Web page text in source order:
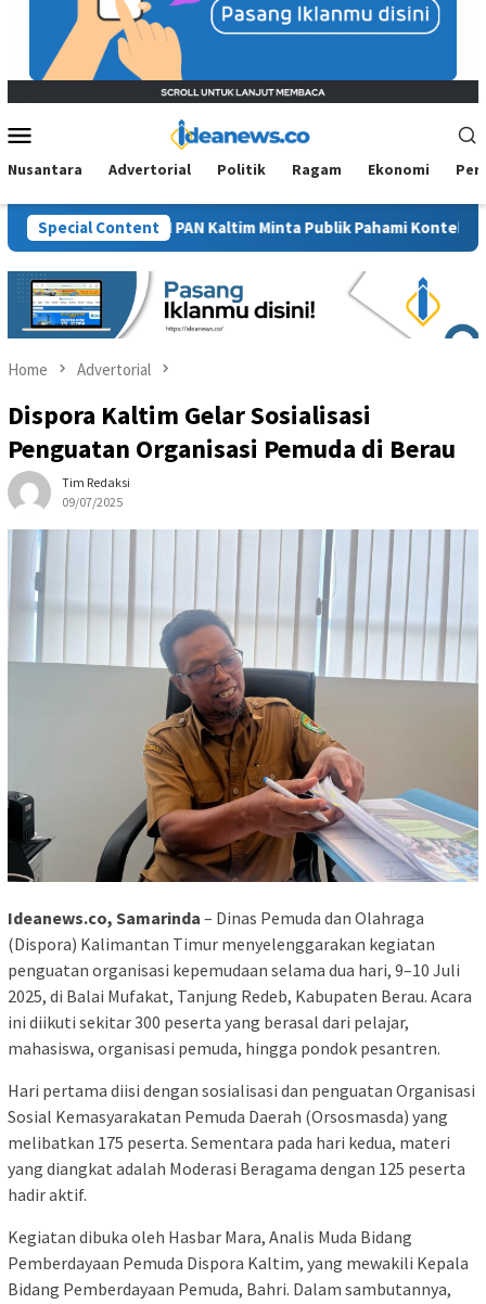
Menu
Nusantara Advertorial Politik Ragam Ekonomi
Special Content
BM PAN Kaltim Minta Publik Pahami Konteks Pidato
Home Advertorial
Dispora Kaltim Gelar Sosialisasi
Penguatan Organisasi Pemuda di Berau
Tim Redaksi
09/07/2025
Ideanews.co, Samarinda – Dinas Pemuda dan Olahraga
(Dispora) Kalimantan Timur menyelenggarakan kegiatan
penguatan organisasi kepemudaan selama dua hari, 9–10 Juli
2025, di Balai Mufakat, Tanjung Redeb, Kabupaten Berau. Acara
ini diikuti sekitar 300 peserta yang berasal dari pelajar,
mahasiswa, organisasi pemuda, hingga pondok pesantren.
Hari pertama diisi dengan sosialisasi dan penguatan Organisasi
Sosial Kemasyarakatan Pemuda Daerah (Orsosmasda) yang
melibatkan 175 peserta. Sementara pada hari kedua, materi
yang diangkat adalah Moderasi Beragama dengan 125 peserta
hadir aktif.
Kegiatan dibuka oleh Hasbar Mara, Analis Muda Bidang
Pemberdayaan Pemuda Dispora Kaltim, yang mewakili Kepala
Bidang Pemberdayaan Pemuda, Bahri. Dalam sambutannya,